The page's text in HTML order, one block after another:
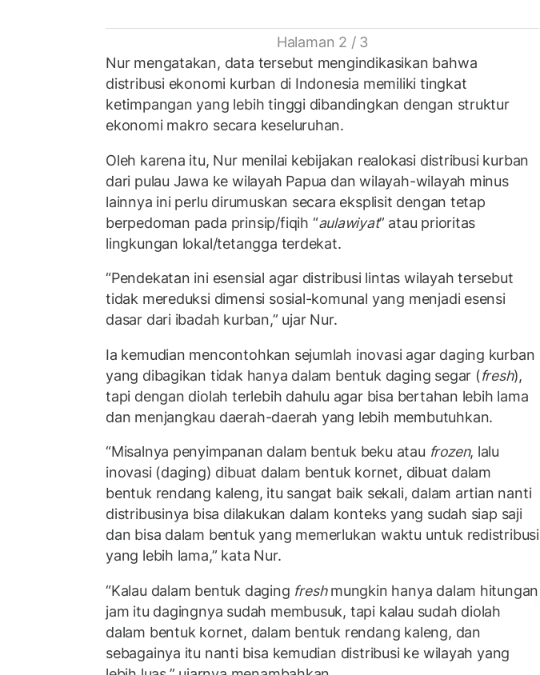
Halaman 2 / 3
Nur mengatakan, data tersebut mengindikasikan bahwa
distribusi ekonomi kurban di Indonesia memiliki tingkat
ketimpangan yang lebih tinggi dibandingkan dengan struktur
ekonomi makro secara keseluruhan.
Oleh karena itu, Nur menilai kebijakan realokasi distribusi kurban
dari pulau Jawa ke wilayah Papua dan wilayah-wilayah minus
lainnya ini perlu dirumuskan secara eksplisit dengan tetap
berpedoman pada prinsip/fiqih “aulawiyat” atau prioritas
lingkungan lokal/tetangga terdekat.
“Pendekatan ini esensial agar distribusi lintas wilayah tersebut
tidak mereduksi dimensi sosial-komunal yang menjadi esensi
dasar dari ibadah kurban,” ujar Nur.
Ia kemudian mencontohkan sejumlah inovasi agar daging kurban
yang dibagikan tidak hanya dalam bentuk daging segar (fresh),
tapi dengan diolah terlebih dahulu agar bisa bertahan lebih lama
dan menjangkau daerah-daerah yang lebih membutuhkan.
“Misalnya penyimpanan dalam bentuk beku atau frozen, lalu
inovasi (daging) dibuat dalam bentuk kornet, dibuat dalam
bentuk rendang kaleng, itu sangat baik sekali, dalam artian nanti
distribusinya bisa dilakukan dalam konteks yang sudah siap saji
dan bisa dalam bentuk yang memerlukan waktu untuk redistribusi
yang lebih lama,” kata Nur.
“Kalau dalam bentuk daging freshmungkin hanya dalam hitungan
jam itu dagingnya sudah membusuk, tapi kalau sudah diolah
dalam bentuk kornet, dalam bentuk rendang kaleng, dan
sebagainya itu nanti bisa kemudian distribusi ke wilayah yang